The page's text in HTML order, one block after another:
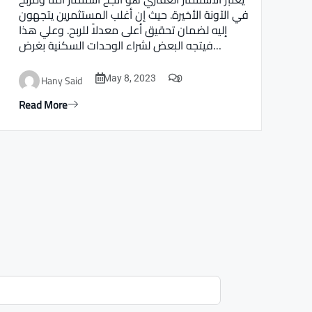
في الآونة الأخيرة. حيث إن أغلب المستثمرين يتجهون
إليه لضمان تحقيق أعلى معدلاً للربح. وعلي هذا
فيتجه البعض لشراء الوحدات السكنية بغرض…
Hany Said May 8, 2023 0
Read More